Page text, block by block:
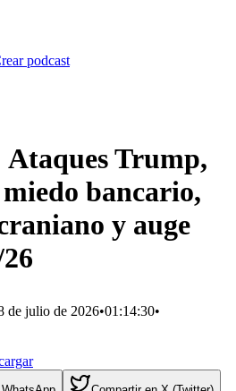
podcast
Ataques Trump,
bancario,
y auge
de julio de 2026•01:14:30•